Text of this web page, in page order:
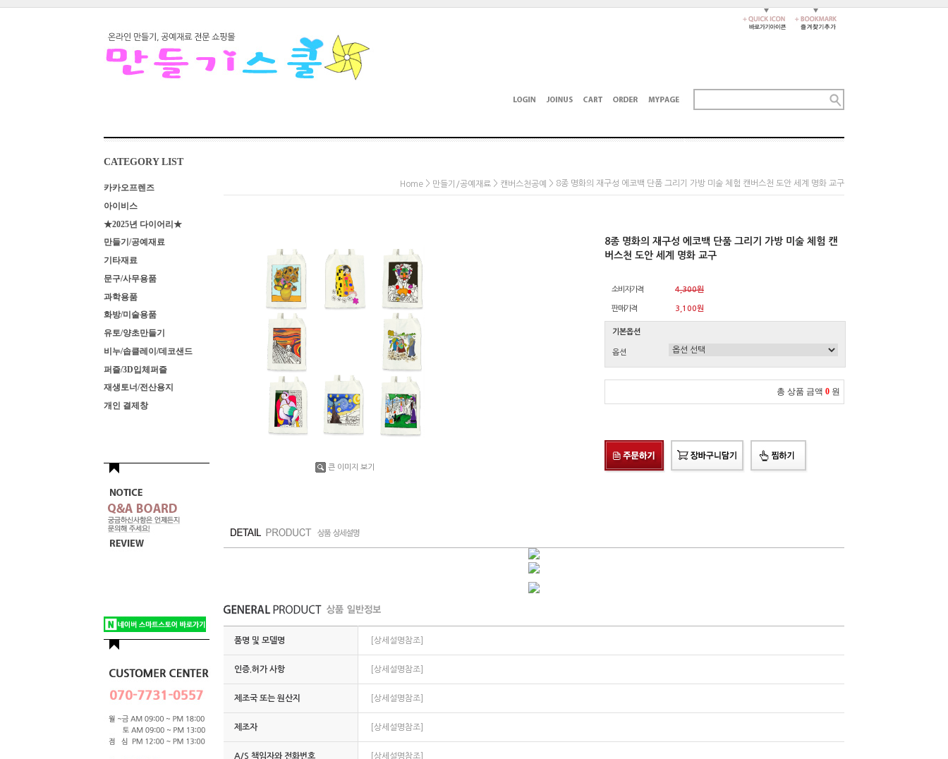
CATEGORY LIST
카카오프렌즈
아이비스
★2025년 다이어리★
만들기/공예재료
기타재료
문구/사무용품
과학용품
화방/미술용품
유토/양초만들기
비누/솝클레이/데코샌드
퍼즐/3D입체퍼즐
재생토너/전산용지
개인 결제창
Home > 만들기/공예재료 > 캔버스천공예 > 8종 명화의 재구성 에코백 단품 그리기 가방 미술 체험 캔버스천 도안 세계 명화 교구
큰 이미지 보기
8종 명화의 재구성 에코백 단품 그리기 가방 미술 체험 캔
버스천 도안 세계 명화 교구
소비자가격 4,300원
판매가격 3,100원
기본옵션
옵션
총 상품 금액 0 원
품명 및 모델명 [상세설명참조]
인증.허가 사항 [상세설명참조]
제조국 또는 원산지 [상세설명참조]
제조자 [상세설명참조]
A/S 책임자와 전화번호 [상세설명참조]